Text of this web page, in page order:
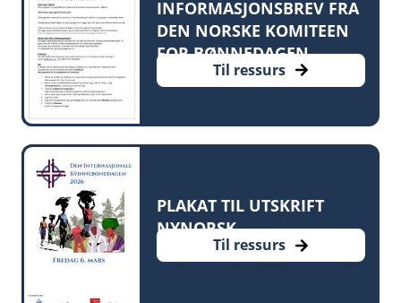
INFORMASJONSBREV FRA
DEN NORSKE KOMITEEN
FOR BØNNEDAGEN
Til ressurs
PLAKAT TIL UTSKRIFT
NYNORSK
Til ressurs